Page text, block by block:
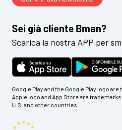
Sei già cliente Bman?
Scarica la nostra APP per
Google Play and the Google Play logo
Apple logo and App Store are
U.S. and other countries.